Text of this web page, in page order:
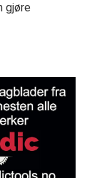
gjøre